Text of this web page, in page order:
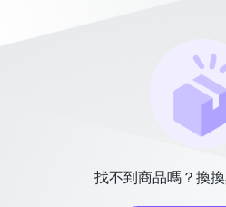
找不到商品嗎？換